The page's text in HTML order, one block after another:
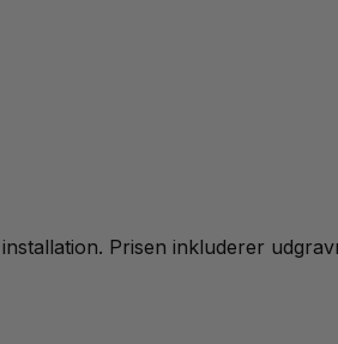
Prisen inkluderer